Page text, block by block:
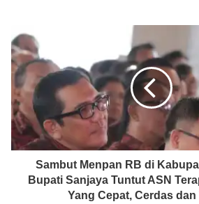
Sambut Menpan RB di
Bupati Sanjaya Tuntut ASN
Yang Cepat, Cerdas dan